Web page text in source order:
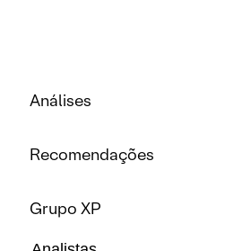
Análises
Recomendações
Grupo XP